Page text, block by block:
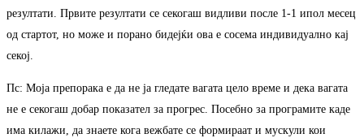
резултати. Првите резултати се секогаш видливи после 1-1 ипол месец
од стартот, но може и порано бидејќи ова е сосема индивидуално кај
секој.
Пс: Моја препорака е да не ја гледате вагата цело време и дека вагата
не е секогаш добар показател за прогрес. Посебно за програмите каде
има килажи, да знаете кога вежбате се формираат и мускули кои